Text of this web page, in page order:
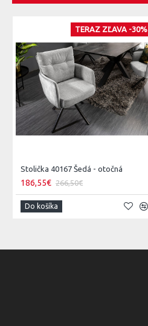
TERAZ ZĽAVA -30%
Stolička 40167 Šedá - otočná
186,55€ 266,50€
Do košíka